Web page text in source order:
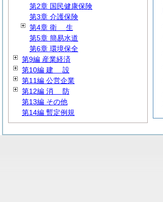
第2章 国民健康保険
第3章 介護保険
第4章 衛 生
第5章 簡易水道
第6章 環境保全
第9編 産業経済
第10編 建 設
第11編 公営企業
第12編 消 防
第13編 その他
第14編 暫定例規